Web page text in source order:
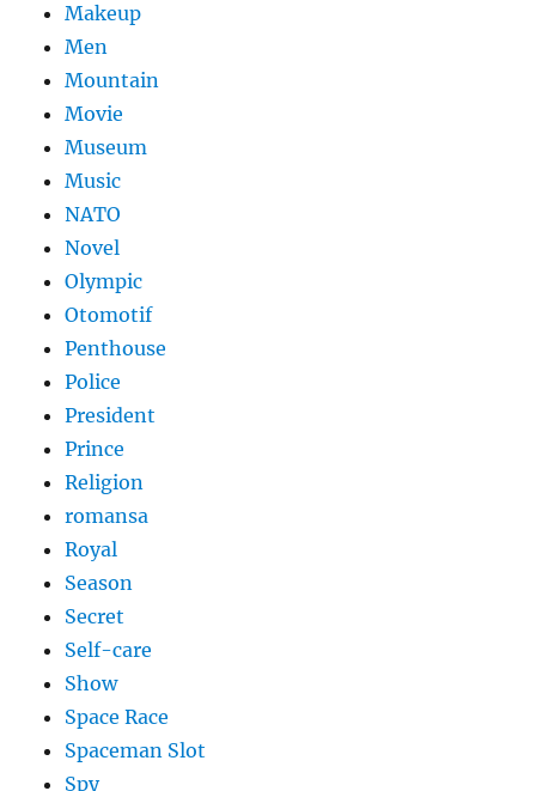
Makeup
Men
Mountain
Movie
Museum
Music
NATO
Novel
Olympic
Otomotif
Penthouse
Police
President
Prince
Religion
romansa
Royal
Season
Secret
Self-care
Show
Space Race
Spaceman Slot
Spy